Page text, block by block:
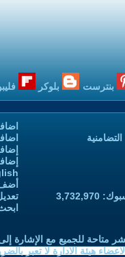
بنترست بلوكر
متاحة للجميع مع الإشارة
هيئة الادارة لا تعبر